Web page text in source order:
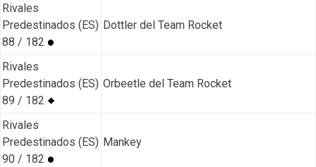
Rivales
Predestinados (ES)
88 / 182
Dottler del Team Rocket
Rivales
Predestinados (ES)
89 / 182
Orbeetle del Team Rocket
Rivales
Predestinados (ES)
90 / 182
Mankey